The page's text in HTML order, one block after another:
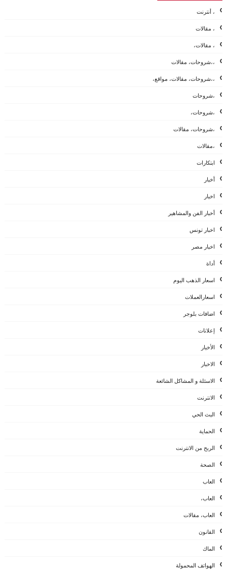
، أنترنت
، مقالات
، مقالات،
،،شروحات، مقالات
،،شروحات، مقالات، مواقع،
،شروحات
،شروحات،
،شروحات، مقالات
،مقالات
ابتكارات
أخبار
اخبار
أخبار الفن والمشاهير
اخبار تونس
اخبار مصر
أداة
اسعار الذهب اليوم
اسعارالعملات
اضافات بلوجر
إعلانات
الأخبار
الاخبار
الاسئلة و المشاكل الشائعة
الانترنت
البث الحي
الحماية
الربح من الانترنت
الصحة
العاب
العاب،
العاب، مقالات
القانون
الماك
الهواتف المحمولة